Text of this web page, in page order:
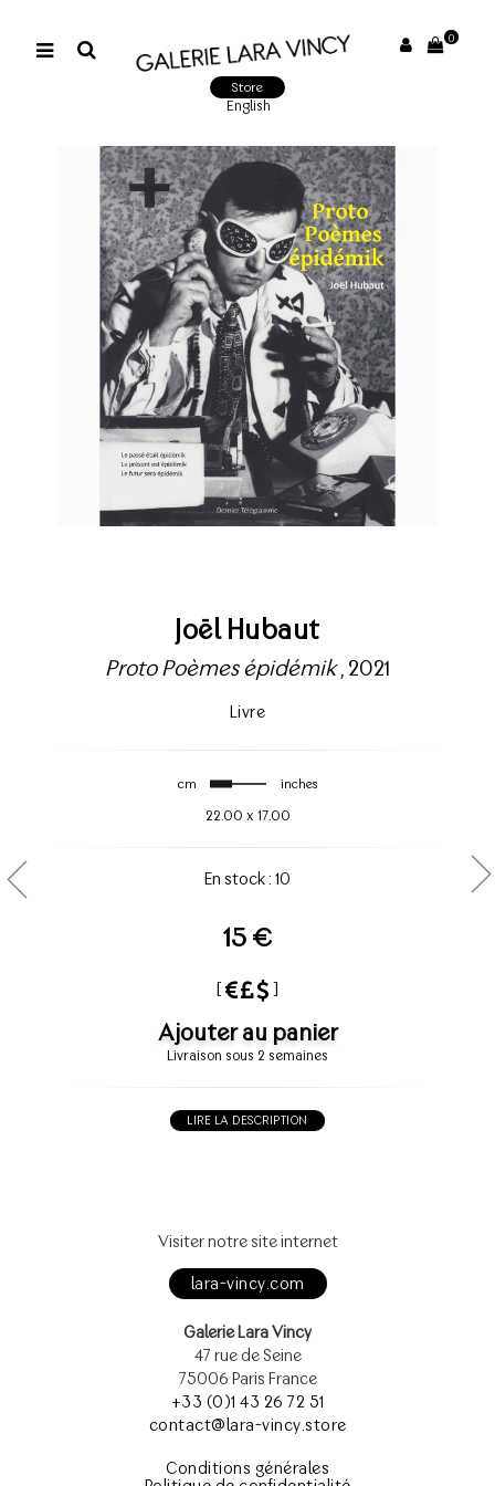
0
Store
English
Joël Hubaut
Proto Poèmes épidémik, 2021
Livre
cm inches
22.00 x 17.00
En stock : 10
15 €
[ ]
Ajouter au panier
Livraison sous 2 semaines
LIRE LA DESCRIPTION
Visiter notre site internet
lara-vincy.com
Galerie Lara Vincy
47 rue de Seine
75006 Paris France
+33 (0)1 43 26 72 51
contact@lara-vincy.store
Conditions générales